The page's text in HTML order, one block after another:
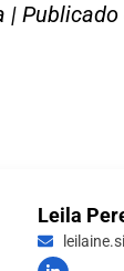
|
Leila